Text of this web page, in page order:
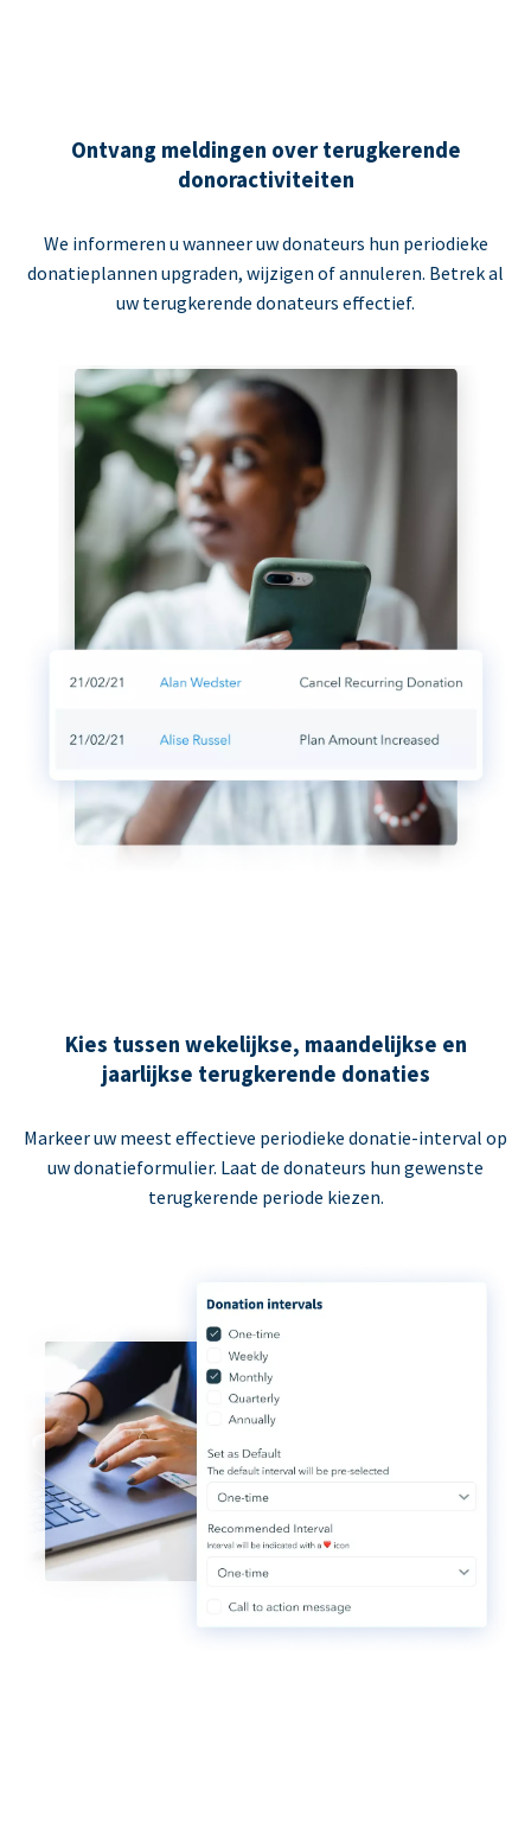
Ontvang meldingen over terugkerende
donoractiviteiten
We informeren u wanneer uw donateurs hun periodieke
donatieplannen upgraden, wijzigen of annuleren. Betrek al
uw terugkerende donateurs effectief.
Kies tussen wekelijkse, maandelijkse en
jaarlijkse terugkerende donaties
Markeer uw meest effectieve periodieke donatie-interval op
uw donatieformulier. Laat de donateurs hun gewenste
terugkerende periode kiezen.